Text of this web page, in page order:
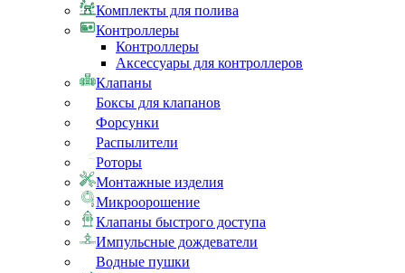
Комплекты для полива
Контроллеры
Контроллеры
Аксессуары для контроллеров
Клапаны
Боксы для клапанов
Форсунки
Распылители
Роторы
Монтажные изделия
Микроорошение
Клапаны быстрого доступа
Импульсные дождеватели
Водные пушки